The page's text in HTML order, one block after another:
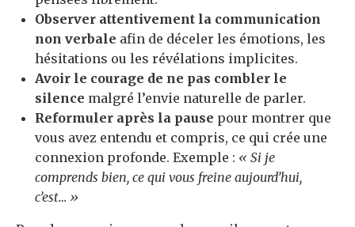
Observer attentivement la communication
non verbale afin de déceler les émotions, les
hésitations ou les révélations implicites.
Avoir le courage de ne pas combler le
silence malgré l’envie naturelle de parler.
Reformuler après la pause pour montrer que
vous avez entendu et compris, ce qui crée une
connexion profonde. Exemple : « Si je
comprends bien, ce qui vous freine aujourd’hui,
c’est… »